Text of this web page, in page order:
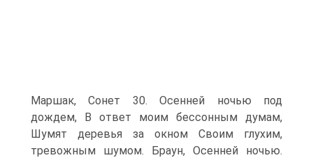
Маршак, Сонет 30. Осенней ночью под
дождем, В ответ моим бессонным думам,
Шумят деревья за окном Своим глухим,
тревожным шумом. Браун, Осенней ночью.